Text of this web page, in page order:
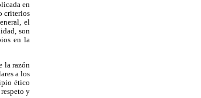
en
criterios
el
son
en la
la razón
a los
ético
y